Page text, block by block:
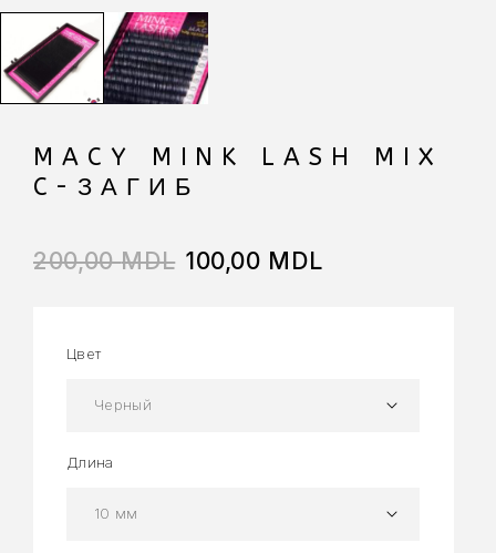
MACY MINK LASH MIX
C-ЗАГИБ
200,00MDL 100,00 MDL
Цвет
Длина